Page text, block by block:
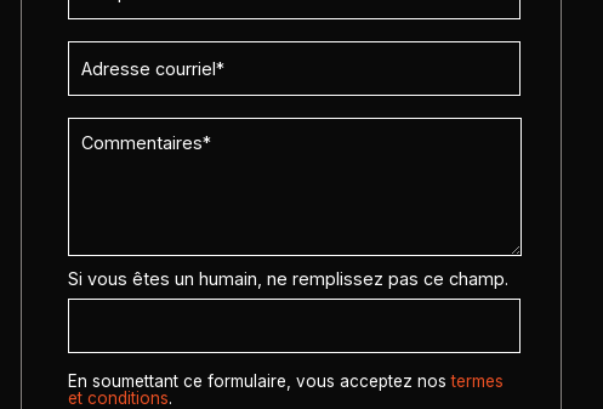
Si vous êtes un humain, ne remplissez pas ce champ.
En soumettant ce formulaire, vous acceptez nostermes
et conditions.